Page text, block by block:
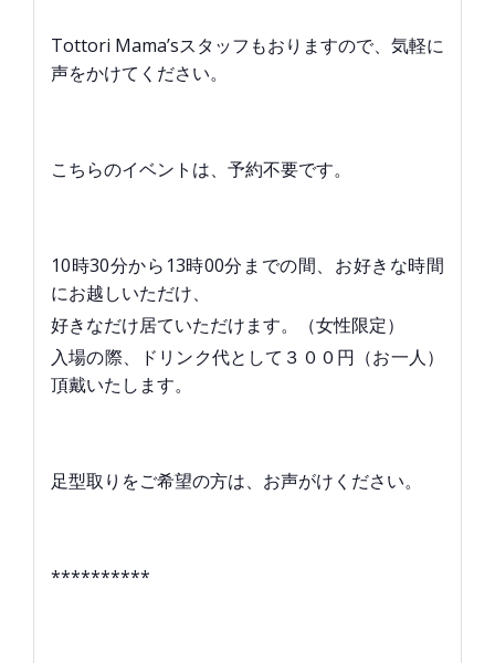
Tottori Mama’sスタッフもおりますので、気軽に
声をかけてください。
こちらのイベントは、予約不要です。
10時30分から13時00分までの間、お好きな時間
にお越しいただけ、
好きなだけ居ていただけます。（女性限定）
入場の際、ドリンク代として３００円（お一人）
頂戴いたします。
足型取りをご希望の方は、お声がけください。
**********